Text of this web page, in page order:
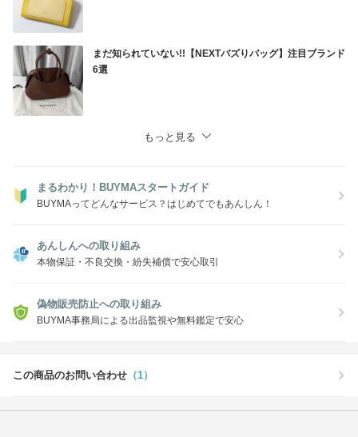
まだ知られていない!!【NEXTバズりバッグ】注目ブランド
6選
もっと見る
まるわかり！BUYMAスタートガイド
BUYMAってどんなサービス？はじめてでもあんしん！
あんしんへの取り組み
本物保証・不良交換・紛失補償で安心取引
偽物販売防止への取り組み
BUYMA事務局による出品監視や無料鑑定で安心
この商品のお問い合わせ （1）